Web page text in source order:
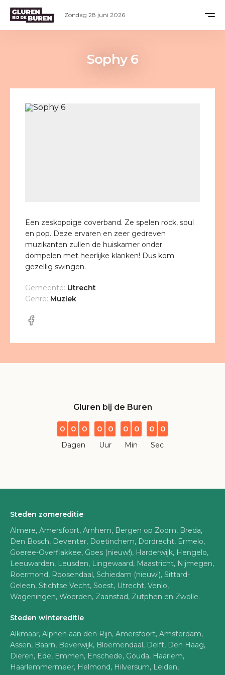
Sophy 6
Een zeskoppige coverband. Ze spelen rock, soul
en pop. Deze ervaren en zeer gedreven
muzikanten zullen de huiskamer onder
dompelen met heerlijke klanken! Dus kom
gezellig swingen.
Gemeente: Utrecht
Genre: Muziek
Gluren bij de Buren
0 0 0
Dagen
0 0
Uur
0 0
Min
0 0
Sec
Steden zomereditie
Almere, Amersfoort, Arnhem, Bergen op Zoom, Breda,
Den Bosch, Deventer, Doetinchem, Dordrecht, Ermelo,
Goeree-Overflakkee, Goes (nieuw!), Harderwijk, Hengelo,
Leeuwarden, Leusden, Lingewaard, Maastricht, Nijmegen,
Roermond, Roosendaal, Schiedam (nieuw!), Sittard-
Geleen, Stichtse Vecht, Soest, Utrecht, Venlo,
Wageningen, Woerden, Zaanstad, Zutphen en Zwolle.
Steden wintereditie
Alkmaar, Alphen aan den Rijn, Amersfoort, Amsterdam,
Assen, Baarn, Beverwijk, Bloemendaal, Delft, Den Haag,
Dieren, Ede, Emmen, Enschede, Gouda, Haarlem,
Haarlemmermeer, Helmond, Hilversum, Leiden,
Zondag 28 juni 2026